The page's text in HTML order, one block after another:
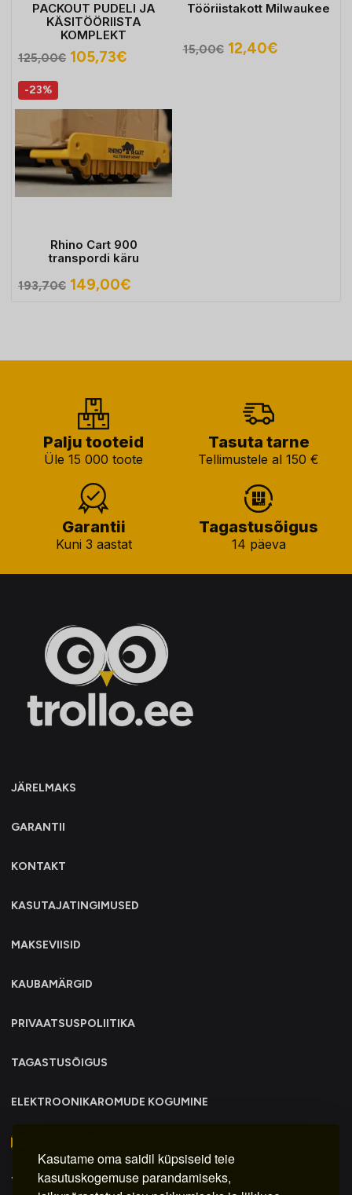
Kasutame oma saidil küpsiseid teie
kasutuskogemuse parandamiseks,
PACKOUT PUDELI JA
KÄSITÖÖRIISTA
KOMPLEKT
125,00€ Algne
125,00€.
105,73€Praegune
105,73€.
Tööriistakott Milwaukee
15,00€ Algne
12,40€Praegune
-23%
Rhino Cart 900
transpordi käru
193,70€ Algne
149,00€Praegune
Palju tooteid
Üle 15 000 toote
Tasuta tarne
Tellimustele al 150 €
Garantii
Kuni 3 aastat
Tagastusõigus
14 päeva
JÄRELMAKS
GARANTII
KONTAKT
KASUTAJATINGIMUSED
MAKSEVIISID
KAUBAMÄRGID
PRIVAATSUSPOLIITIKA
TAGASTUSÕIGUS
ELEKTROONIKAROMUDE KOGUMINE
Juriidiline aadress: